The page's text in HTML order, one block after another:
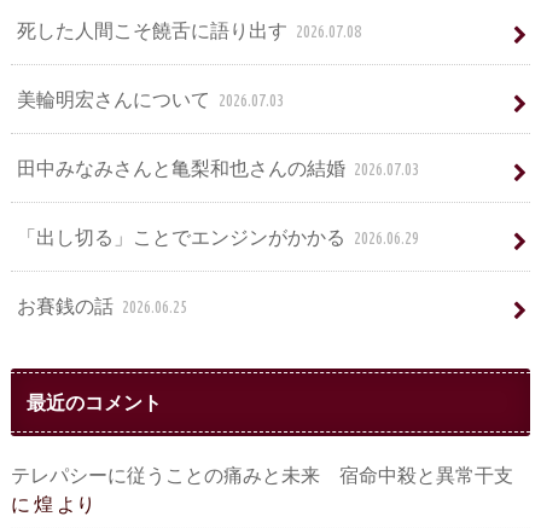
死した人間こそ饒舌に語り出す 2026.07.08
美輪明宏さんについて 2026.07.03
田中みなみさんと亀梨和也さんの結婚 2026.07.03
「出し切る」ことでエンジンがかかる 2026.06.29
お賽銭の話 2026.06.25
最近のコメント
テレパシーに従うことの痛みと未来 宿命中殺と異常干支
に 煌 より